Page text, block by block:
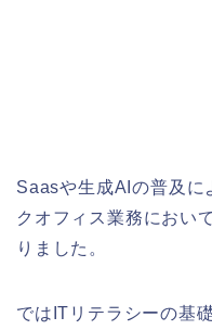
Saasや生成AIの普及に
クオフィス業務におい
りました。
ではITリテラシーの基